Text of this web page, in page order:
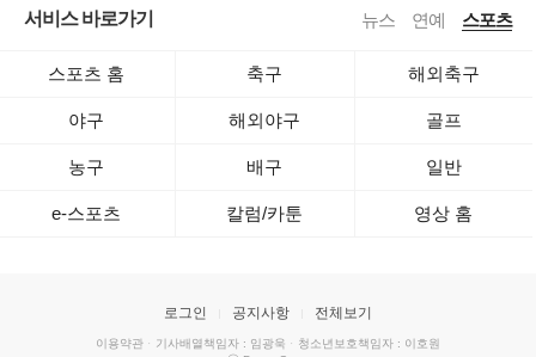
서비스 바로가기 뉴스 연예 스포츠
스포츠 홈 축구 해외축구
야구 해외야구 골프
농구 배구 일반
e-스포츠 칼럼/카툰 영상 홈
로그인 공지사항 전체보기
이용약관 · 기사배열책임자 : 임광욱 · 청소년보호책임자 : 이호원